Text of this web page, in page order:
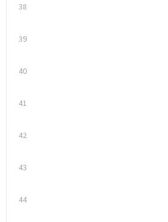
38
39
40
41
42
43
44